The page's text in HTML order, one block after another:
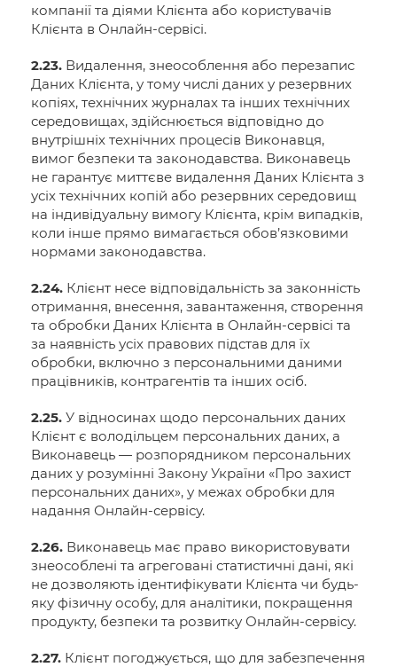
компанії та діями Клієнта або користувачів
Клієнта в Онлайн-сервісі.
2.23. Видалення, знеособлення або перезапис
Даних Клієнта, у тому числі даних у резервних
копіях, технічних журналах та інших технічних
середовищах, здійснюється відповідно до
внутрішніх технічних процесів Виконавця,
вимог безпеки та законодавства. Виконавець
не гарантує миттєве видалення Даних Клієнта з
усіх технічних копій або резервних середовищ
на індивідуальну вимогу Клієнта, крім випадків,
коли інше прямо вимагається обов’язковими
нормами законодавства.
2.24. Клієнт несе відповідальність за законність
отримання, внесення, завантаження, створення
та обробки Даних Клієнта в Онлайн-сервісі та
за наявність усіх правових підстав для їх
обробки, включно з персональними даними
працівників, контрагентів та інших осіб.
2.25. У відносинах щодо персональних даних
Клієнт є володільцем персональних даних, а
Виконавець — розпорядником персональних
даних у розумінні Закону України «Про захист
персональних даних», у межах обробки для
надання Онлайн-сервісу.
2.26. Виконавець має право використовувати
знеособлені та агреговані статистичні дані, які
не дозволяють ідентифікувати Клієнта чи будь-
яку фізичну особу, для аналітики, покращення
продукту, безпеки та розвитку Онлайн-сервісу.
2.27. Клієнт погоджується, що для забезпечення